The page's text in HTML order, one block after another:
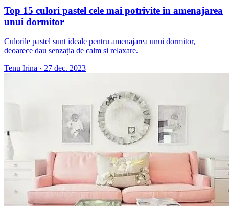
Top 15 culori pastel cele mai potrivite în amenajarea
unui dormitor
Culorile pastel sunt ideale pentru amenajarea unui dormitor,
deoarece dau senzația de calm și relaxare.
Tenu Irina · 27 dec. 2023